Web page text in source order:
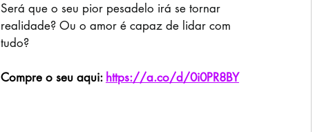
Será que o seu pior pesadelo irá se tornar
realidade? Ou o amor é capaz de lidar com
tudo?
Compre o seu aqui: https://a.co/d/0i0PR8BY